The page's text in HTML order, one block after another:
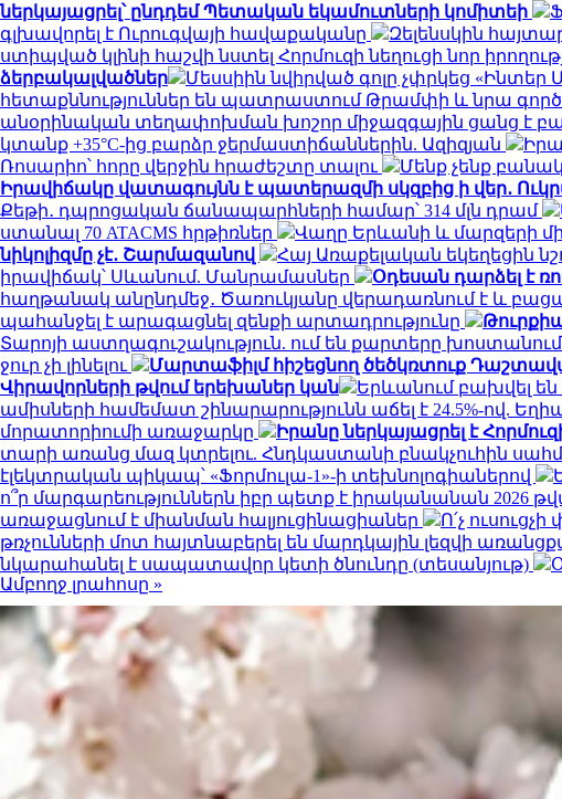
ներկայացրել՝ ընդդեմ Պետական եկամուտների կոմիտեի
գլխավորել է Ուրուգվայի հավաքականը
Զելենսկին
ստիպված կլինի հաշվի նստել Հորմուզի նեղուցի նոր
ձերբակալվածներ
Մեսսիին նվիրված գոլը չփրկեց «Ինտեր
հետաքննություններ են պատրաստում Թրամփի և նրա
անօրինական տեղափոխման խոշոր միջազգային ցանց է
կտանք +35°C-ից բարձր ջերմաստիճաններին. Ազիզյան
Ռոսարիո՝ հորը վերջին հրաժեշտը տալու
Մենք չենք
Իրավիճակը վատագույնն է պատերազմի սկզբից ի վեր․
Քեթի․ դպրոցական ճանապարհների համար՝ 314 մլն դրամ
ստանալ 70 ATACMS հրթիռներ
Վաղը Երևանի և մարզերի մի
նիկոլիզմը չէ․ Շարմազանով
Հայ Առաքելական եկեղեցին
իրավիճակ՝ Սևանում. Մանրամասներ
Օդեսան դարձել է
հաղթանակ անընդմեջ․ Ծառուկյանը վերադառնում է և
պահանջել է արագացնել զենքի արտադրությունը
Տարոյի աստղագուշակություն. ում են քարտերը
ջուր չի լինելու
Մարտաֆիլմ հիշեցնող ծեծկռտուք
Վիրավորների թվում երեխաներ կան
Երևանում բախվել են
ամիսների համեմատ շինարարությունն աճել է 24.5%-ով.
մորատորիումի առաջարկը
Իրանը ներկայացրել է
տարի առանց մազ կտրելու. Հնդկաստանի բնակչուհին
էլեկտրական պիկապ՝ «Ֆորմուլա-1»-ի տեխնոլոգիաներով
ո՞ր մարգարեություններն իբր պետք է իրականանան 2026
առաջացնում է միանման հալյուցինացիաներ
Ո՛չ
թռչունների մոտ հայտնաբերել են մարդկային լեզվի
նկարահանել է սապատավոր կետի ծնունդը (տեսանյութ)
Ամբողջ լրահոսը »